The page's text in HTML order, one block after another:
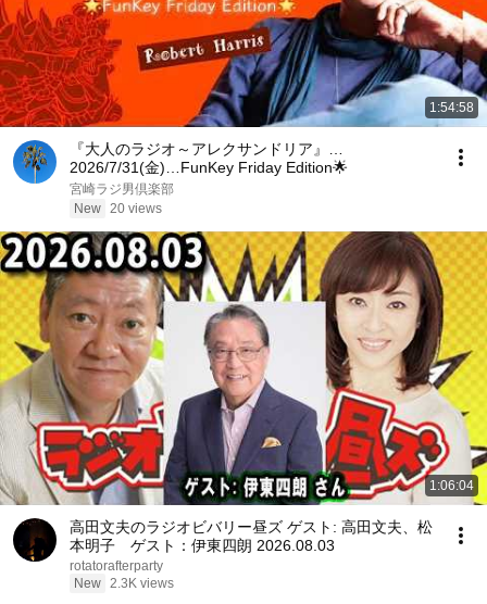
1:54:58
『大人のラジオ～アレクサンドリア』…
2026/7/31(金)…FunKey Friday Edition🌟
宮崎ラジ男倶楽部
New 20 views
1:06:04
高田文夫のラジオビバリー昼ズ ゲスト: 高田文夫、松
本明子 ゲスト：伊東四朗 2026.08.03
rotatorafterparty
New 2.3K views